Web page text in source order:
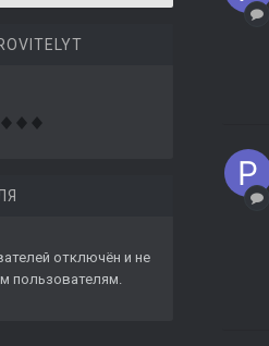
отключён и не
пользователям.